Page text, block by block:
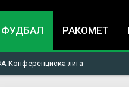
ФУДБАЛ РАКОМЕТ
Конференциска лига